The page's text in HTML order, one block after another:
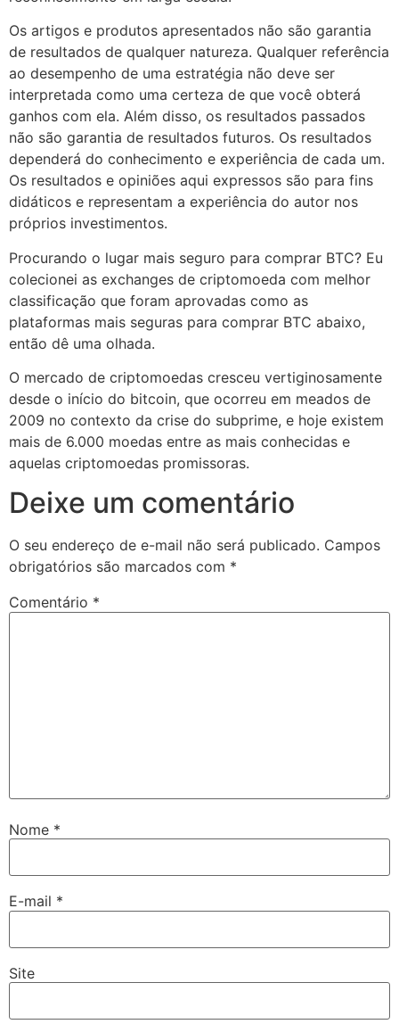
Os artigos e produtos apresentados não são garantia
de resultados de qualquer natureza. Qualquer referência
ao desempenho de uma estratégia não deve ser
interpretada como uma certeza de que você obterá
ganhos com ela. Além disso, os resultados passados
não são garantia de resultados futuros. Os resultados
dependerá do conhecimento e experiência de cada um.
Os resultados e opiniões aqui expressos são para fins
didáticos e representam a experiência do autor nos
próprios investimentos.
Procurando o lugar mais seguro para comprar BTC? Eu
colecionei as exchanges de criptomoeda com melhor
classificação que foram aprovadas como as
plataformas mais seguras para comprar BTC abaixo,
então dê uma olhada.
O mercado de criptomoedas cresceu vertiginosamente
desde o início do bitcoin, que ocorreu em meados de
2009 no contexto da crise do subprime, e hoje existem
mais de 6.000 moedas entre as mais conhecidas e
aquelas criptomoedas promissoras.
Deixe um comentário
O seu endereço de e-mail não será publicado. Campos
obrigatórios são marcados com *
Comentário *
Nome *
E-mail *
Site